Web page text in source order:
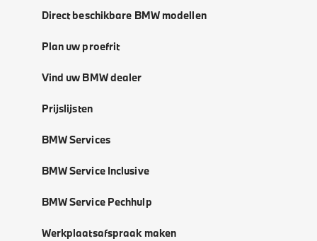
Direct beschikbare BMW modellen
Plan uw proefrit
Vind uw BMW dealer
Prijslijsten
BMW Services
BMW Service Inclusive
BMW Service Pechhulp
Werkplaatsafspraak maken